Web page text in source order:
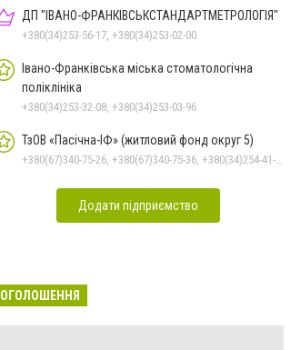
ДП "ІВАНО-ФРАНКІВСЬК­СТАНДАРТ­МЕТРОЛОГІЯ"
+380(34)253-56-17, +380(34)253-02-00
Івано-Франківська міська стоматологічна
поліклініка
+380(34)253-32-08, +380(34)253-03-96
ТзОВ «Пасічна-ІФ» (житловий фонд округ 5)
Додати підприємство
ОГОЛОШЕННЯ